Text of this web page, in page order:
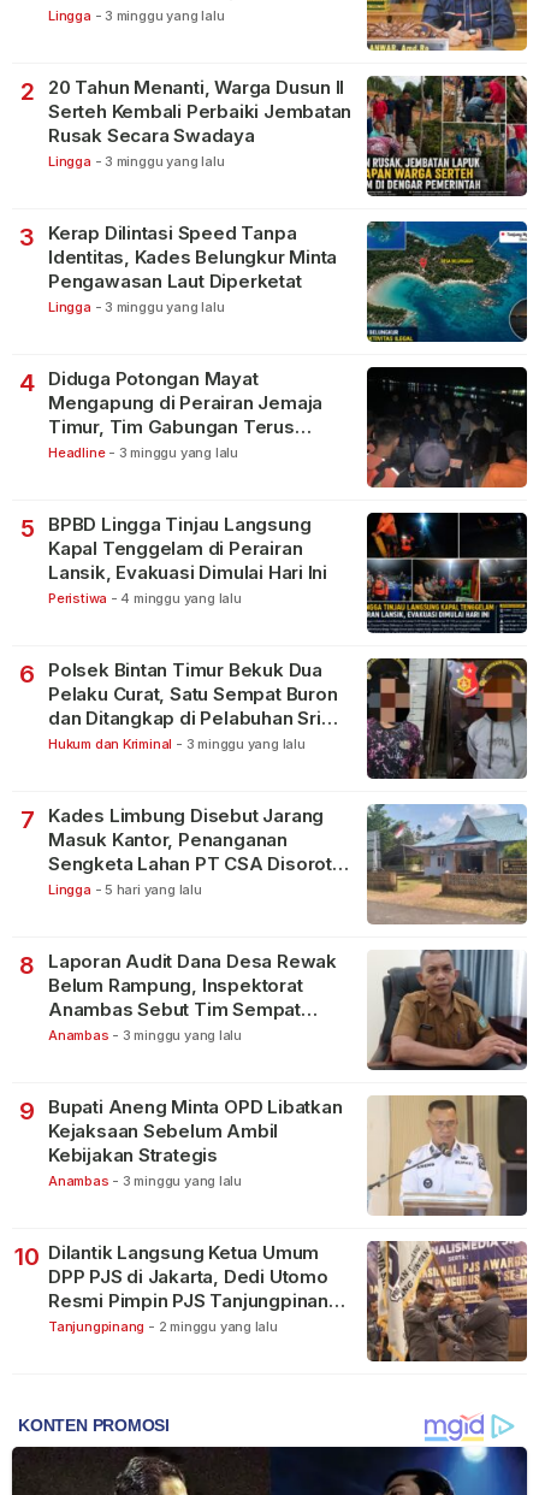
Lingga - 3 minggu yang lalu
2
20 Tahun Menanti, Warga Dusun II
Serteh Kembali Perbaiki Jembatan
Rusak Secara Swadaya
Lingga - 3 minggu yang lalu
3
Kerap Dilintasi Speed Tanpa
Identitas, Kades Belungkur Minta
Pengawasan Laut Diperketat
Lingga - 3 minggu yang lalu
4
Diduga Potongan Mayat
Mengapung di Perairan Jemaja
Timur, Tim Gabungan Terus
Lakukan Pencarian
Headline - 3 minggu yang lalu
5
BPBD Lingga Tinjau Langsung
Kapal Tenggelam di Perairan
Lansik, Evakuasi Dimulai Hari Ini
Peristiwa - 4 minggu yang lalu
6
Polsek Bintan Timur Bekuk Dua
Pelaku Curat, Satu Sempat Buron
dan Ditangkap di Pelabuhan Sri
Bintan Pura
Hukum dan Kriminal - 3 minggu yang lalu
7
Kades Limbung Disebut Jarang
Masuk Kantor, Penanganan
Sengketa Lahan PT CSA Disorot
Warga
Lingga - 5 hari yang lalu
8
Laporan Audit Dana Desa Rewak
Belum Rampung, Inspektorat
Anambas Sebut Tim Sempat
Terbagi Tangani Kasus Lain
Anambas - 3 minggu yang lalu
9
Bupati Aneng Minta OPD Libatkan
Kejaksaan Sebelum Ambil
Kebijakan Strategis
Anambas - 3 minggu yang lalu
10 Dilantik Langsung Ketua Umum
DPP PJS di Jakarta, Dedi Utomo
Resmi Pimpin PJS Tanjungpinang-
Bintan
Tanjungpinang - 2 minggu yang lalu